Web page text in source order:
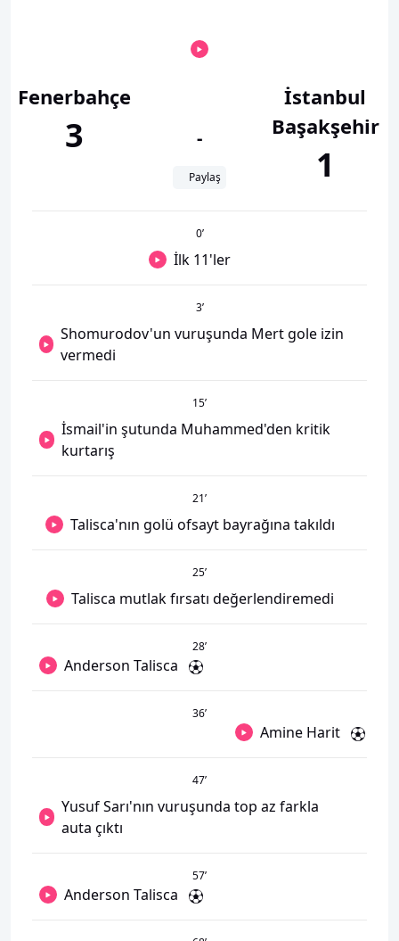
Fenerbahçe
3 -
Paylaş
İstanbul
Başakşehir
1
0’
İlk 11'ler
3’
Shomurodov'un vuruşunda Mert gole izin
vermedi
15’
İsmail'in şutunda Muhammed'den kritik
kurtarış
21’
Talisca'nın golü ofsayt bayrağına takıldı
25’
Talisca mutlak fırsatı değerlendiremedi
28’
Anderson Talisca
36’
Amine Harit
47’
Yusuf Sarı'nın vuruşunda top az farkla
auta çıktı
57’
Anderson Talisca